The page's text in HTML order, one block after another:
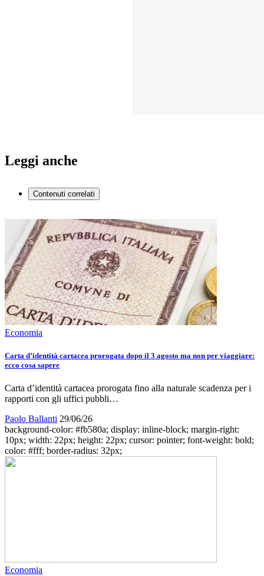
Leggi anche
Contenuti correlati
Economia
Carta d’identità cartacea prorogata dopo il 3 agosto ma non per viaggiare:
ecco cosa sapere
Carta d’identità cartacea prorogata fino alla naturale scadenza per i
rapporti con gli uffici pubbli…
Paolo Ballanti 29/06/26
background-color: #fb580a; display: inline-block; margin-right:
10px; width: 22px; height: 22px; cursor: pointer; font-weight: bold;
color: #fff; border-radius: 32px;
Economia